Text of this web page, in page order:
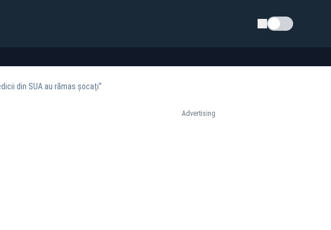
Schimba tema
din SUA au rămas șocați”
Advertising